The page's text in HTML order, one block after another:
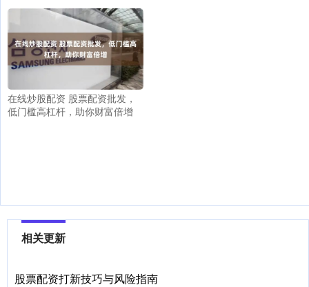
在线炒股配资 股票配资批发，
低门槛高杠杆，助你财富倍增
相关更新
股票配资打新技巧与风险指南